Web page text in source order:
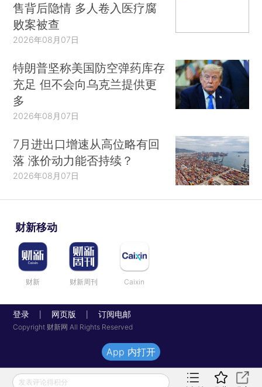
售背后隐情 多人卷入医疗腐
败案被查
2026年08月07日
特朗普坚称美国防空弹药库存
充足 但不会向乌克兰提供更
多
2026年08月07日
7月进出口增速从高位略有回
落 涨价动力能否持续？
2026年08月07日
财新移动
财新 财新周刊 Caixin
登录 网页版 订阅电邮
Copyright 财新网 All Rights Reserved
发表评论得积分
App 内打开